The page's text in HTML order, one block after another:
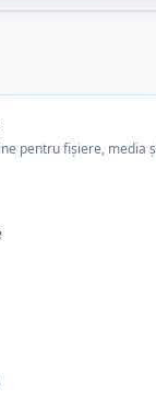
pentru fișiere, media